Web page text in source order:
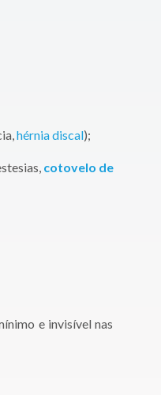
hérnia discal);
cotovelo de
e invisível nas